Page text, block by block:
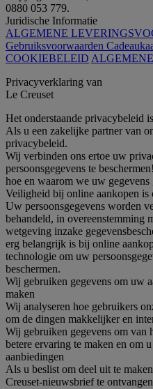
0880 053 779.
Juridische Informatie
ALGEMENE
Gebruiksvoorwaarden
COOKIEBELEID
Privacyverklaring van
Le Creuset
Het onderstaande privacybeleid
Als u een zakelijke partner van
privacybeleid.
Wij verbinden ons ertoe uw
persoonsgegevens te
hoe en waarom we uw gegevens
Veiligheid bij online aankopen is
Uw persoonsgegevens worden
behandeld, in overeenstemming
wetgeving inzake
erg belangrijk is bij online
technologie om uw
beschermen.
Wij gebruiken gegevens om uw
maken
Wij analyseren hoe gebruikers
om de dingen makkelijker en
Wij gebruiken gegevens om van
betere ervaring te maken en om
aanbiedingen
Als u beslist om deel uit te
Creuset-nieuwsbrief te